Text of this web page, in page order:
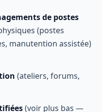
de postes
(postes
manutention assistée)
(ateliers, forums,
(voir plus bas —